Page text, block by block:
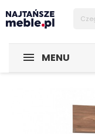
MENU
Sklep Najtańsze-meble